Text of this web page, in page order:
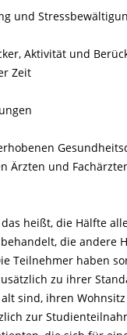
und
Aktivität und
Zeit
Ärzten und
heißt, die Hälfte
die andere
Teilnehmer haben
zu ihrer
sind, ihren
zur